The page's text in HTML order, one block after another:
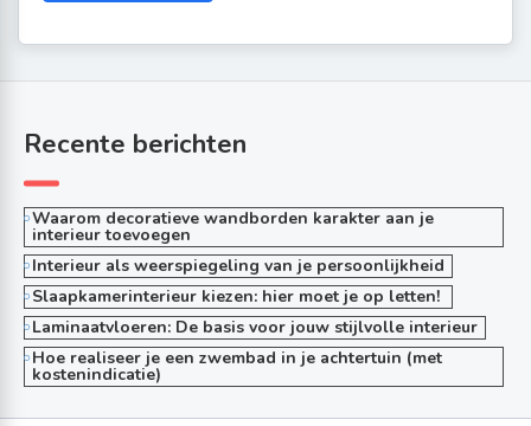
Recente berichten
Waarom decoratieve wandborden karakter aan je
interieur toevoegen
Interieur als weerspiegeling van je persoonlijkheid
Slaapkamerinterieur kiezen: hier moet je op letten!
Laminaatvloeren: De basis voor jouw stijlvolle interieur
Hoe realiseer je een zwembad in je achtertuin (met
kostenindicatie)